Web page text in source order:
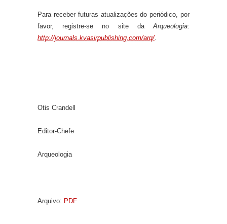
Para receber futuras atualizações do periódico, por
favor, registre-se no site daArqueologia:
http://journals.kvasirpublishing.com/arq/.
Otis Crandell
Editor-Chefe
Arqueologia
Arquivo: PDF